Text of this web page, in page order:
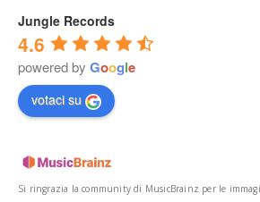
Jungle Records
4.6
powered by Google
votaci su
Si ringrazia la community di MusicBrainz per le